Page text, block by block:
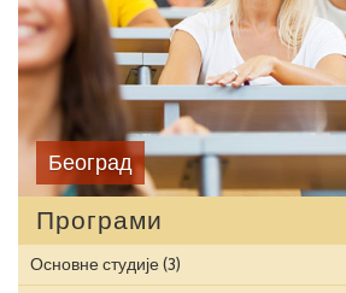
Београд
Програми
Основне студије(3)